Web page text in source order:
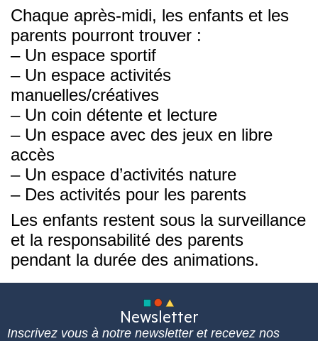
Chaque après-midi, les enfants et les
parents pourront trouver :
– Un espace sportif
– Un espace activités
manuelles/créatives
– Un coin détente et lecture
– Un espace avec des jeux en libre
accès
– Un espace d’activités nature
– Des activités pour les parents
Les enfants restent sous la surveillance
et la responsabilité des parents
pendant la durée des animations.
Newsletter
Inscrivez vous à notre newsletter et recevez nos